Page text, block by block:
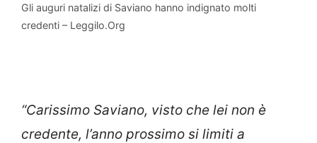
Gli auguri natalizi di Saviano hanno indignato molti
credenti – Leggilo.Org
“Carissimo Saviano, visto che lei non è
credente, l’anno prossimo si limiti a